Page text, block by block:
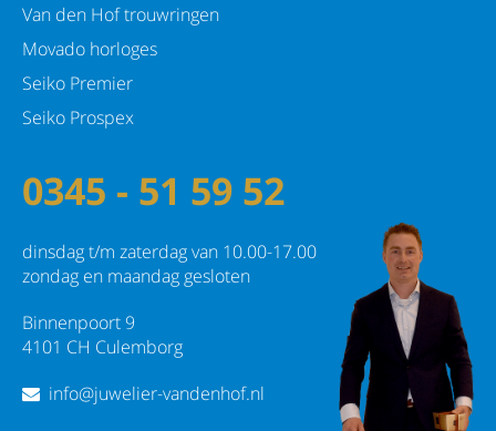
Van den Hof trouwringen
Movado horloges
Seiko Premier
Seiko Prospex
0345 - 51 59 52
dinsdag t/m zaterdag van 10.00-17.00
zondag en maandag gesloten
Binnenpoort 9
4101 CH Culemborg
info@juwelier-vandenhof.nl